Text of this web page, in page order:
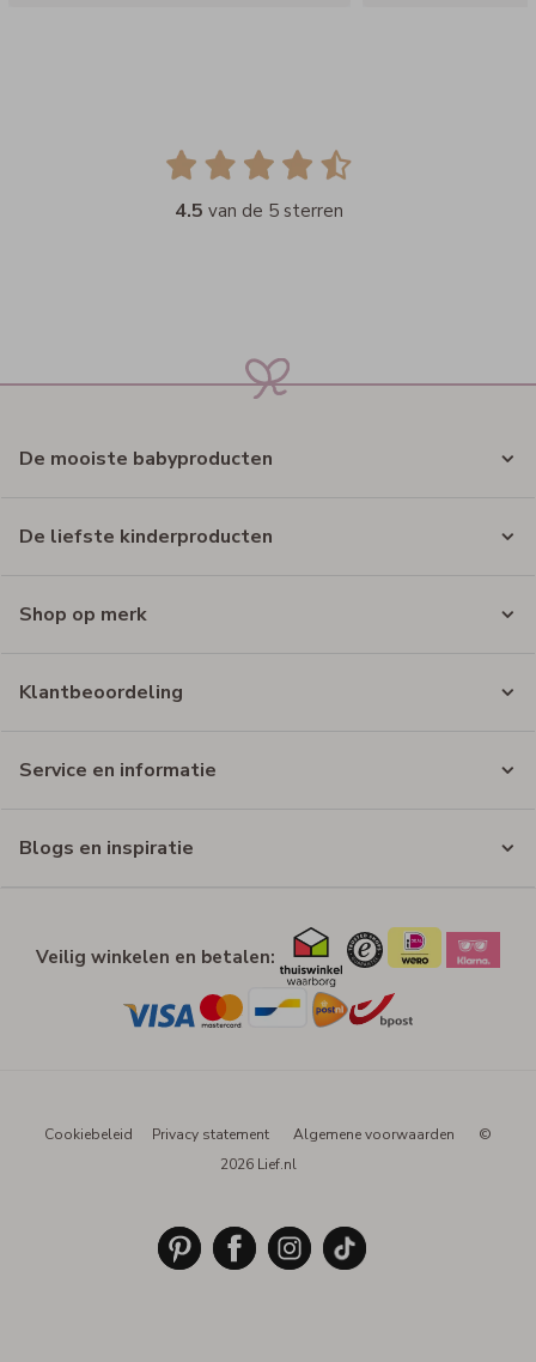
4.5 van de 5 sterren
De mooiste babyproducten
De liefste kinderproducten
Shop op merk
Klantbeoordeling
Service en informatie
Blogs en inspiratie
Veilig winkelen en betalen:
Cookiebeleid Privacy statement Algemene voorwaarden
©
2026 Lief.nl